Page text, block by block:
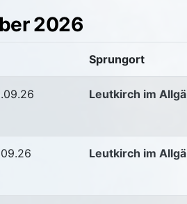
2026
Sprungort
Leutkirch im
Leutkirch im